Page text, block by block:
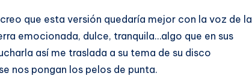
que esta versión quedaría mejor con la voz de la
emocionada, dulce, tranquila…algo que en sus
así me traslada a su tema de su disco
nos pongan los pelos de punta.